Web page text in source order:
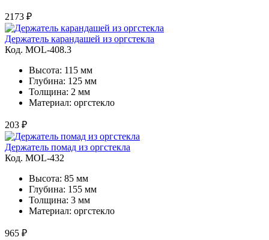
2173 ₽
Держатель карандашей из оргстекла
Код. MOL-408.3
Высота: 115 мм
Глубина: 125 мм
Толщина: 2 мм
Материал: оргстекло
203 ₽
Держатель помад из оргстекла
Код. MOL-432
Высота: 85 мм
Глубина: 155 мм
Толщина: 3 мм
Материал: оргстекло
965 ₽